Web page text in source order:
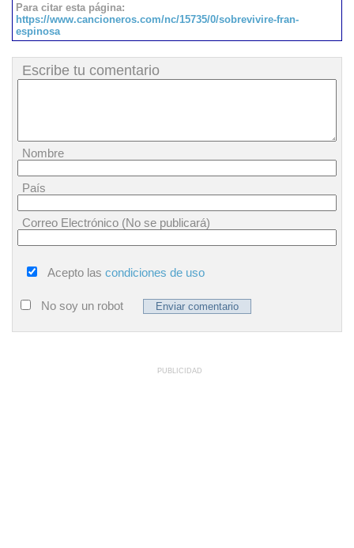
Para citar esta página:
https://www.cancioneros.com/nc/15735/0/sobrevivire-fran-
espinosa
Escribe tu comentario
Nombre
País
Correo Electrónico (No se publicará)
Acepto las condiciones de uso
No soy un robot
PUBLICIDAD